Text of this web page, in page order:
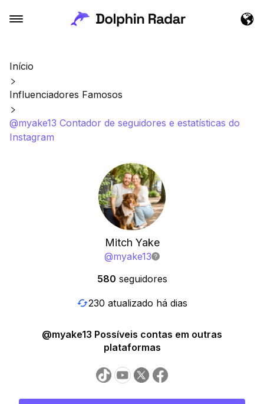
Início
Influenciadores Famosos
@myake13 Contador de seguidores e estatísticas do
Instagram
Mitch Yake
@myake13
580 seguidores
230 atualizado há dias
@myake13 Possíveis contas em outras
plataformas